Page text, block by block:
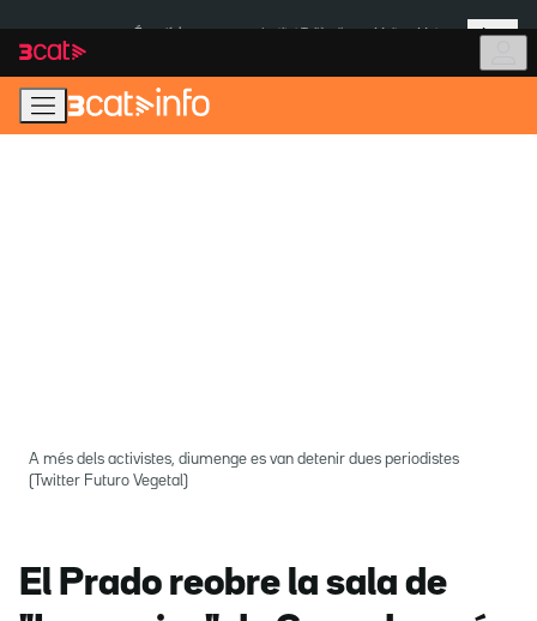
navegació
principal
contingut
Més
A més dels activistes, diumenge es van detenir dues periodistes
(Twitter Futuro Vegetal)
El Prado reobre la sala de